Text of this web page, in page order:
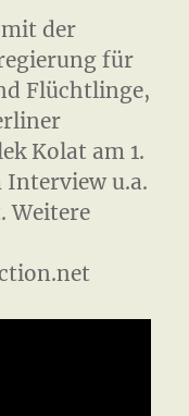
mit der
für
Flüchtlinge,
Kolat am 1.
Interview u.a.
Weitere